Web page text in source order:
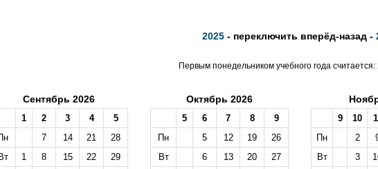
2025- переключить вперёд-назад -
Первым понедельником учебного года
Сентябрь 2026
1 2 3 4
5
7 14 21
28
Вт
1 8 15 22
29
Октябрь 2026
5 6 7 8
9
Пн
5 12 19
26
Вт
6 13 20
27
9 10
Пн
2
Вт
3